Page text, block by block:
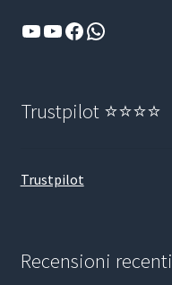
YouTube
YouTube
Facebook
WhatsApp
Trustpilot ⭐⭐⭐⭐
Trustpilot
Recensioni recenti